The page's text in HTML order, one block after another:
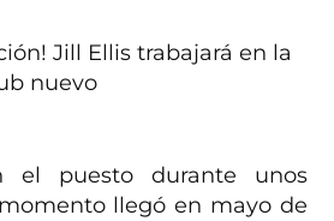
el puesto durante unos
llegó en mayo de